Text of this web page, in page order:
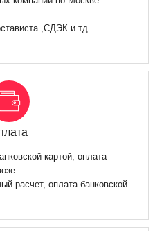
,СДЭК и тд
картой, оплата
расчет, оплата банковской